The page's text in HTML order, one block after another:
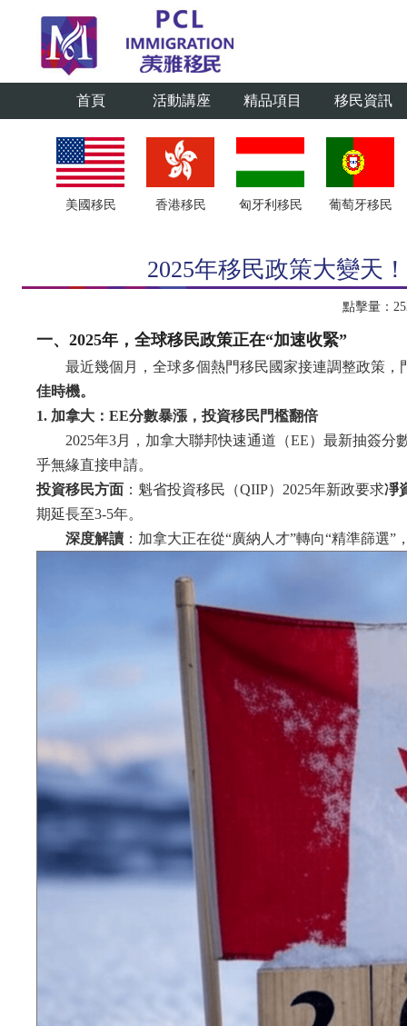
首頁 活動講座 精品項目 移民資訊
美國移民 香港移民 匈牙利移民 葡萄牙移民
2025年移民政策大變天
點擊量：
一、2025年，全球移民政策正在“加速收緊”
最近幾個月，全球多個熱門移民國家接連調整政策
佳時機。
1. 加拿大：EE分數暴漲，投資移民門檻翻倍
2025年3月，加拿大聯邦快速通道（EE）最新抽簽分
乎無緣直接申請。
投資移民方面 ：魁省投資移民（QIIP）2025年新政要求凈
期延長至3-5年。
深度解讀 ：加拿大正在從“廣納人才”轉向“精準篩選